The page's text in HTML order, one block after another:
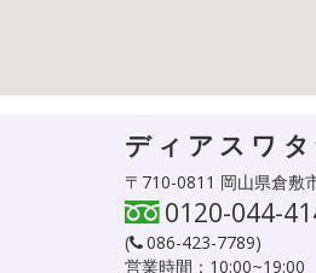
ディアスワ
〒710-0811 岡山県倉敷
0120-044-
( 086-423-7789)
営業時間：10:00~19:00